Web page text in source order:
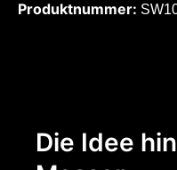
Produktnummer:
Die Idee